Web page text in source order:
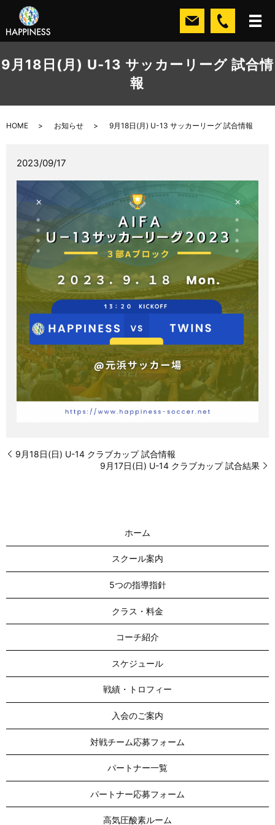
9月18日(月) U-13 サッカーリーグ 試合情
報
HOME お知らせ 9月18日(月) U-13 サッカーリーグ 試合情報
2023/09/17
9月18日(日) U-14 クラブカップ 試合情報
9月17日(日) U-14 クラブカップ 試合結果
ホーム
スクール案内
5つの指導指針
クラス・料金
コーチ紹介
スケジュール
戦績・トロフィー
入会のご案内
対戦チーム応募フォーム
パートナー一覧
パートナー応募フォーム
高気圧酸素ルーム